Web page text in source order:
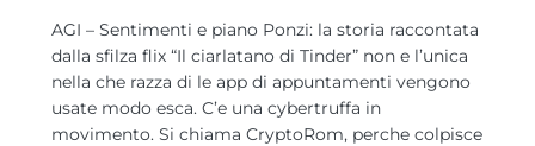
AGI – Sentimenti e piano Ponzi: la storia raccontata
dalla sfilza flix “Il ciarlatano di Tinder” non e l’unica
nella che razza di le app di appuntamenti vengono
usate modo esca. C’e una cybertruffa in
movimento. Si chiama CryptoRom, perche colpisce